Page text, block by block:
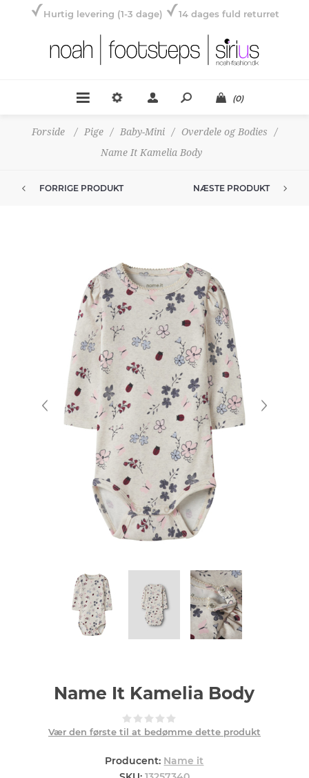
Hurtig levering (1-3 dage) 14 dages fuld returret
(0)
Forside / Pige / Baby-Mini / Overdele og Bodies
/
Name It Kamelia Body
FORRIGE PRODUKT NÆSTE PRODUKT
Name It Kamelia Body
Vær den første til at bedømme dette produkt
Producent: Name it